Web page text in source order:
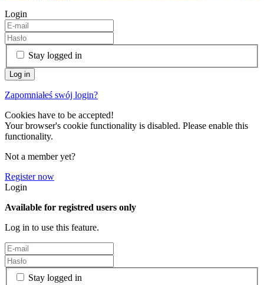
Login
Stay logged in
Zapomniałeś swój login?
Cookies have to be accepted!
Your browser's cookie functionality is disabled. Please enable this
functionality.
Not a member yet?
Register now
Login
Available for registred users only
Log in to use this feature.
Stay logged in